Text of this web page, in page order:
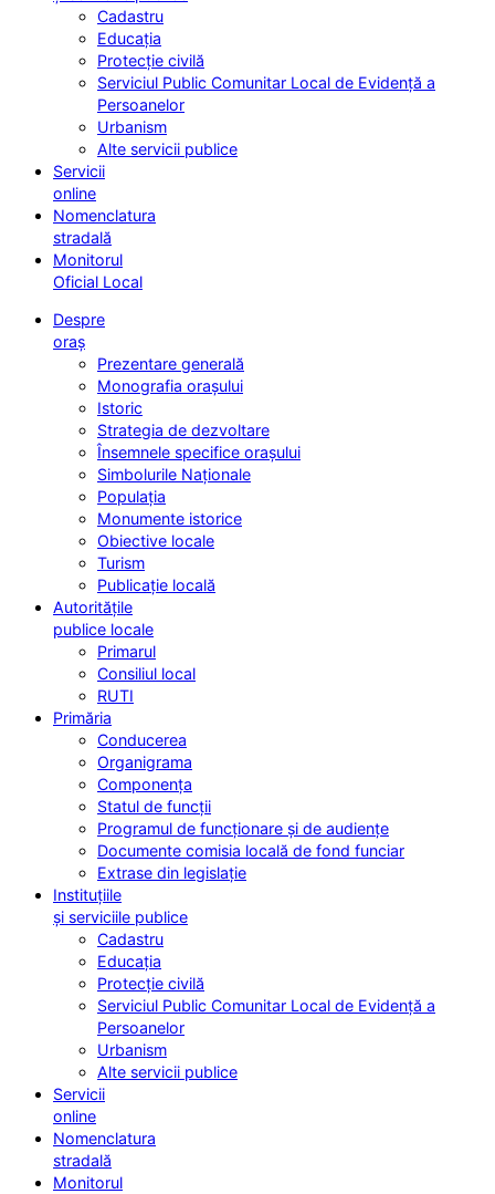
Cadastru
Educația
Protecție civilă
Serviciul Public Comunitar Local de Evidență a
Persoanelor
Urbanism
Alte servicii publice
Servicii
online
Nomenclatura
stradală
Monitorul
Oficial Local
Despre
oraș
Prezentare generală
Monografia orașului
Istoric
Strategia de dezvoltare
Însemnele specifice orașului
Simbolurile Naționale
Populația
Monumente istorice
Obiective locale
Turism
Publicație locală
Autoritățile
publice locale
Primarul
Consiliul local
RUTI
Primăria
Conducerea
Organigrama
Componența
Statul de funcții
Programul de funcționare și de audiențe
Documente comisia locală de fond funciar
Extrase din legislație
Instituțiile
și serviciile publice
Cadastru
Educația
Protecție civilă
Serviciul Public Comunitar Local de Evidență a
Persoanelor
Urbanism
Alte servicii publice
Servicii
online
Nomenclatura
stradală
Monitorul